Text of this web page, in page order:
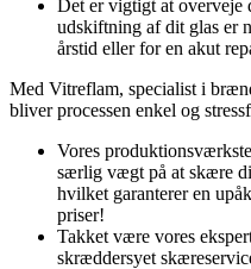
Det er vigtigt at overveje
udskiftning af dit glas er
årstid eller for en akut
Med Vitreflam, specialist i
bliver processen enkel og
Vores
særlig vægt på at skære
hvilket garanterer en
priser!
Takket være vores
skræddersyet